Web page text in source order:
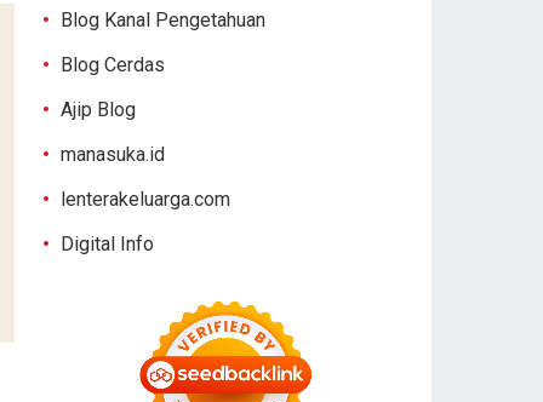
Blog Kanal Pengetahuan
Blog Cerdas
Ajip Blog
manasuka.id
lenterakeluarga.com
Digital Info